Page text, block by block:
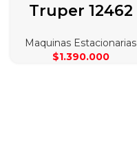
Truper 12462
Maquinas Estacionarias
$1.390.000